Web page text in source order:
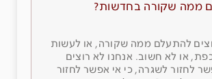
ממה שקורה בחדשות?
להתעלם ממה שקורה, או לעשות
או לא חשוב. אנחנו לא רוצים
לחזור לשגרה, כי אי אפשר לחזור